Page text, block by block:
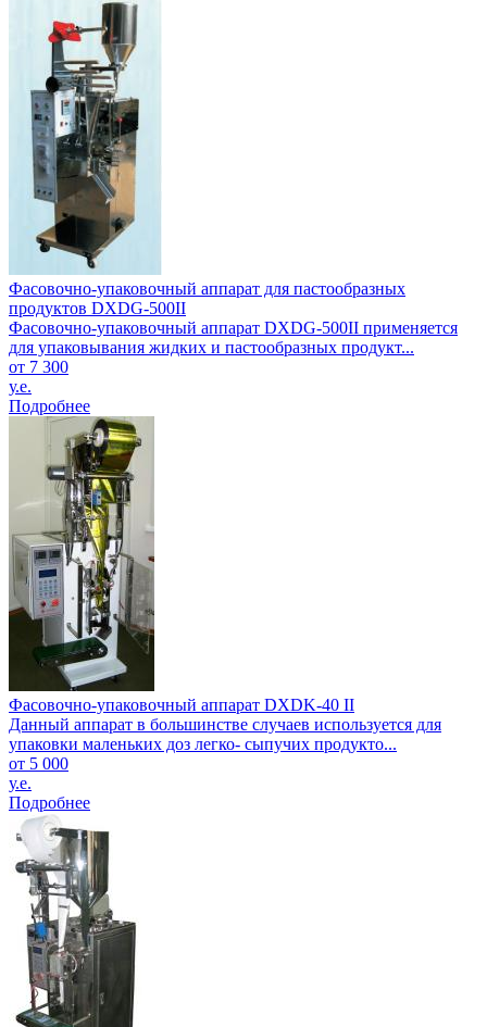
Фасовочно-упаковочный аппарат для пастообразных
продуктов DXDG-500II
Фасовочно-упаковочный аппарат DXDG-500II применяется
для упаковывания жидких и пастообразных продукт...
от 7 300
у.е.
Подробнее
Фасовочно-упаковочный аппарат DXDK-40 II
Данный аппарат в большинстве случаев используется для
упаковки маленьких доз легко- сыпучих продукто...
от 5 000
у.е.
Подробнее